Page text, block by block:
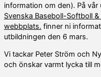
information om den). På
Svenska Baseboll-Softboll
webbplats. finner ni
utbildningen den 6 mars.
Vi tackar Peter Ström och
och önskar varmt lycka till